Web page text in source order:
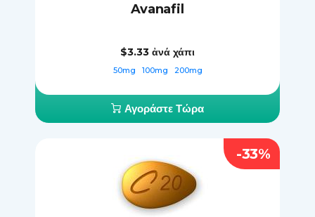
Avanafil
$3.33 ἀνά χάπι
50mg 100mg 200mg
Αγοράστε Τώρα
-33%